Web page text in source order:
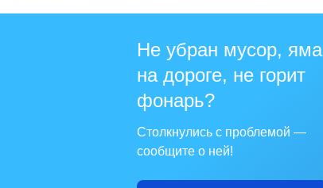
Не убран мусор, яма
на дороге, не горит
фонарь?
Столкнулись с проблемой —
сообщите о ней!